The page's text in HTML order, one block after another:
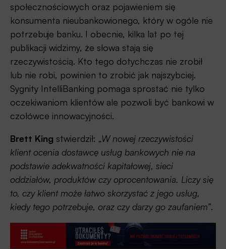
społecznościowych oraz pojawieniem się
konsumenta nieubankowionego, który w ogóle nie
potrzebuje banku. I obecnie, kilka lat po tej
publikacji widzimy, że słowa stają się
rzeczywistością. Kto tego dotychczas nie zrobił
lub nie robi, powinien to zrobić jak najszybciej.
Sygnity IntelliBanking pomaga sprostać nie tylko
oczekiwaniom klientów ale pozwoli być bankowi w
czołówce innowacyjności.
Brett King stwierdził: „W nowej rzeczywistości
klient ocenia dostawcę usług bankowych nie na
podstawie adekwatności kapitałowej, sieci
oddziałów, produktów czy oprocentowania. Liczy się
to, czy klient może łatwo skorzystać z jego usług,
kiedy tego potrzebuje, oraz czy darzy go zaufaniem”.